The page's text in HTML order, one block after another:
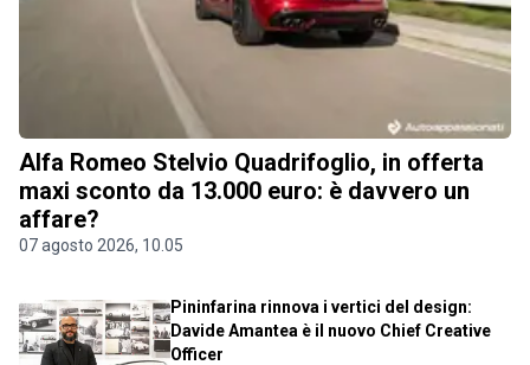
Alfa Romeo Stelvio Quadrifoglio, in offerta
maxi sconto da 13.000 euro: è davvero un
affare?
07 agosto 2026, 10.05
Pininfarina rinnova i vertici del design:
Davide Amantea è il nuovo Chief Creative
Officer